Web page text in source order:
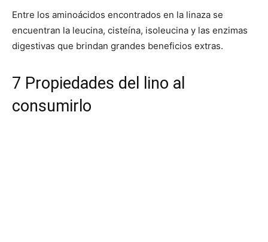
Entre los aminoácidos encontrados en la linaza se
encuentran la leucina, cisteína, isoleucina y las enzimas
digestivas que brindan grandes beneficios extras.
7 Propiedades del lino al
consumirlo